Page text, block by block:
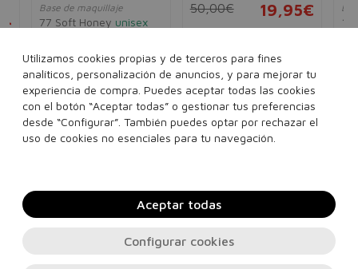
Base de maquillaje
77 Soft Honey unisex
Ver más...
Añadir a la cesta
50,00€ 19,95€
Añadir a la cesta
Utilizamos cookies propias y de terceros para fines
analíticos, personalización de anuncios, y para mejorar tu
experiencia de compra. Puedes aceptar todas las cookies
con el botón “Aceptar todas” o gestionar tus preferencias
desde “Configurar”. También puedes optar por rechazar el
uso de cookies no esenciales para tu navegación.
Configurar cookies
Aceptar todas